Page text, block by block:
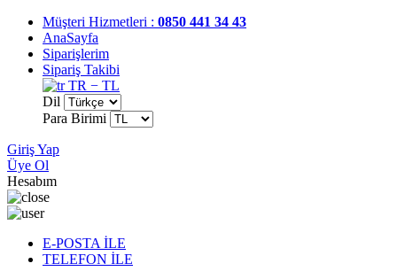
Müşteri Hizmetleri : 0850 441 34 43
AnaSayfa
Siparişlerim
Sipariş Takibi
TR − TL
Dil
Para Birimi
Giriş Yap
Üye Ol
Hesabım
E-POSTA İLE
TELEFON İLE